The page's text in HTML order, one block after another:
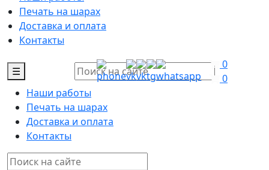
Печать на шарах
Доставка и оплата
Контакты
☰
0
0
Наши работы
Печать на шарах
Доставка и оплата
Контакты